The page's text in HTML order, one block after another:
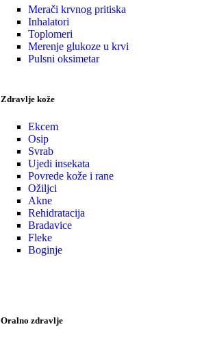
Merači krvnog pritiska
Inhalatori
Toplomeri
Merenje glukoze u krvi
Pulsni oksimetar
Zdravlje kože
Ekcem
Osip
Svrab
Ujedi insekata
Povrede kože i rane
Ožiljci
Akne
Rehidratacija
Bradavice
Fleke
Boginje
Oralno zdravlje